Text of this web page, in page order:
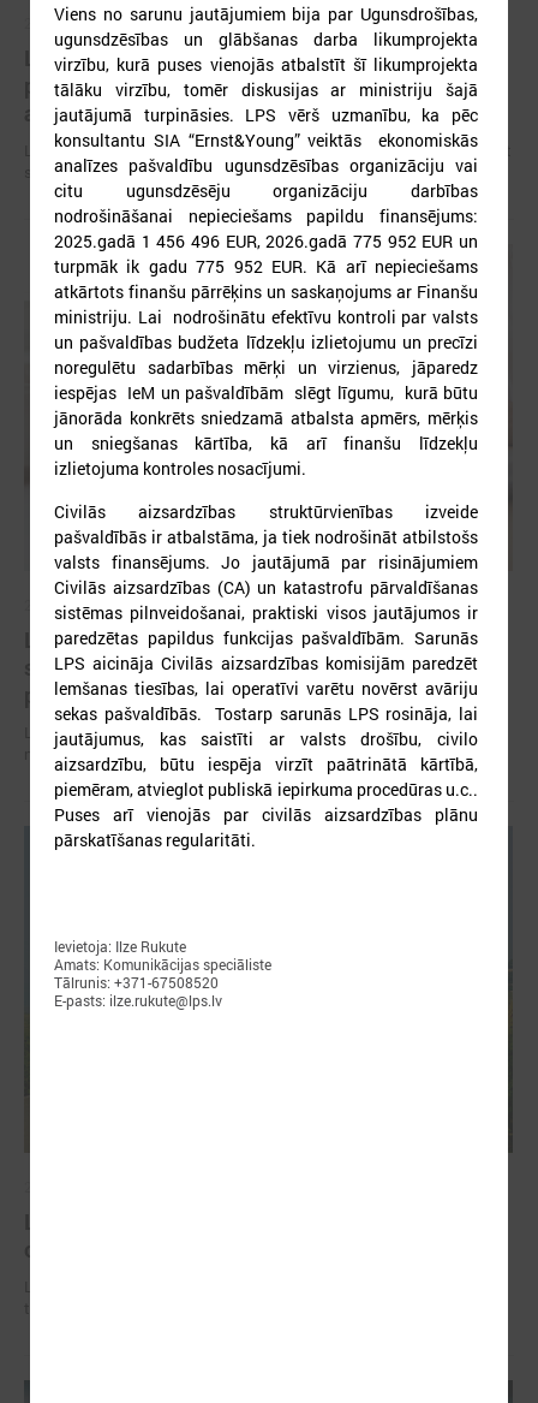
2026. gada 09. jūlijs
LPS: apreibinošu vielu ietekmē esošu bērnu
profilakses iestādi nedrīkst slēgt bez droša
alternatīva risinājuma
LPS: apreibinošu vielu ietekmē esošu bērnu profilakses iestādi nedrīkst
slēgt bez droša alternatīva risinājuma
2026. gada 07. jūlijs
LPS un Labklājības ministrija pārrunā DigiSoc
sadarbības līguma nosacījumus un datu
pārvaldību
LPS un Labklājības ministrija pārrunā DigiSoc sadarbības līguma
nosacījumus un datu pārvaldību
Viens no sarunu jautājumiem bija par Ugunsdrošības,
ugunsdzēsības un glābšanas darba likumprojekta
virzību, kurā puses vienojās atbalstīt šī likumprojekta
tālāku virzību, tomēr diskusijas ar ministriju šajā
jautājumā turpināsies. LPS vērš uzmanību, ka pēc
konsultantu SIA “Ernst&Young” veiktās ekonomiskās
analīzes pašvaldību ugunsdzēsības organizāciju vai
citu ugunsdzēsēju organizāciju darbības
nodrošināšanai nepieciešams papildu finansējums:
2025.gadā 1 456 496 EUR, 2026.gadā 775 952 EUR un
turpmāk ik gadu 775 952 EUR. Kā arī nepieciešams
atkārtots finanšu pārrēķins un saskaņojums ar Finanšu
ministriju. Lai nodrošinātu efektīvu kontroli par valsts
un pašvaldības budžeta līdzekļu izlietojumu un precīzi
noregulētu sadarbības mērķi un virzienus, jāparedz
iespējas IeM un pašvaldībām slēgt līgumu, kurā būtu
jānorāda konkrēts sniedzamā atbalsta apmērs, mērķis
un sniegšanas kārtība, kā arī finanšu līdzekļu
izlietojuma kontroles nosacījumi.
Civilās aizsardzības struktūrvienības izveide
pašvaldībās ir atbalstāma, ja tiek nodrošināt atbilstošs
valsts finansējums. Jo jautājumā par risinājumiem
Civilās aizsardzības (CA) un katastrofu pārvaldīšanas
sistēmas pilnveidošanai, praktiski visos jautājumos ir
paredzētas papildus funkcijas pašvaldībām. Sarunās
LPS aicināja Civilās aizsardzības komisijām paredzēt
lemšanas tiesības, lai operatīvi varētu novērst avāriju
sekas pašvaldībās. Tostarp sarunās LPS rosināja, lai
jautājumus, kas saistīti ar valsts drošību, civilo
aizsardzību, būtu iespēja virzīt paātrinātā kārtībā,
piemēram, atvieglot publiskā iepirkuma procedūras u.c..
Puses arī vienojās par civilās aizsardzības plānu
pārskatīšanas regularitāti.
Ievietoja: Ilze Rukute
Amats: Komunikācijas speciāliste
Tālrunis: +371-67508520
E-pasts: ilze.rukute@lps.lv